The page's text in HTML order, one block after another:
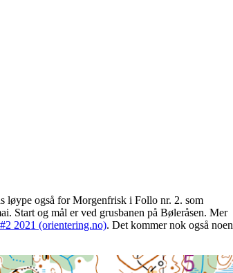
løype også for Morgenfrisk i Follo nr. 2. som
Start og mål er ved grusbanen på Bøleråsen. Mer
2021 (orientering.no). Det kommer nok også noen